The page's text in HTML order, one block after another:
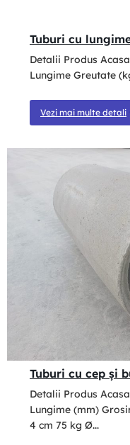
Tuburi cu
Detalii Produs
Lungime Greutate
Vezi mai multe detali
Tuburi cu cep şi
Detalii Produs
Lungime (mm)
4 cm 75 kg Ø...